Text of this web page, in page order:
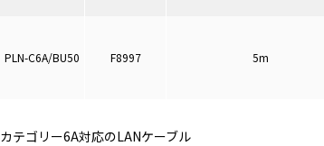
PLN-C6A/BU50 F8997 5m
カテゴリー6A対応のLANケーブル